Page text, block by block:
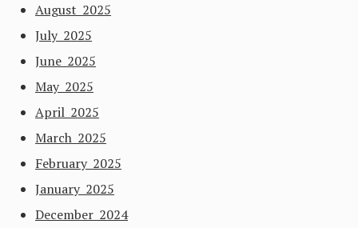
August 2025
July 2025
June 2025
May 2025
April 2025
March 2025
February 2025
January 2025
December 2024